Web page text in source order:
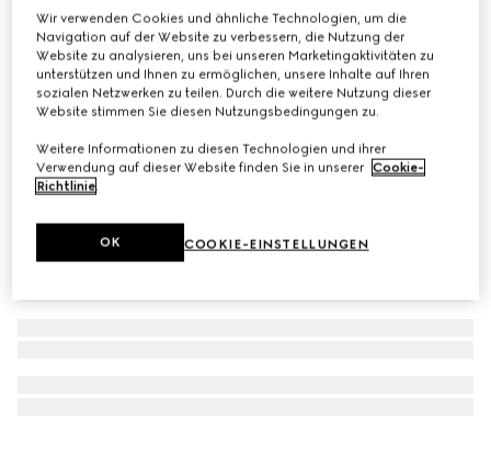
Gucci x HEAD Snowboard
€ 6.200
Wir verwenden Cookies und ähnliche Technologien, um die
Navigation auf der Website zu verbessern, die Nutzung der
Website zu analysieren, uns bei unseren Marketingaktivitäten zu
unterstützen und Ihnen zu ermöglichen, unsere Inhalte auf Ihren
sozialen Netzwerken zu teilen. Durch die weitere Nutzung dieser
Website stimmen Sie diesen Nutzungsbedingungen zu.
Weitere Informationen zu diesen Technologien und ihrer
Verwendung auf dieser Website finden Sie in unserer Cookie-
Richtlinie.
COOKIE-EINSTELLUNGEN
OK